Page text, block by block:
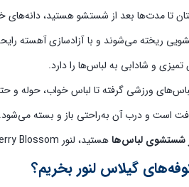
تا مدت‌ها بعد از شستشو هستید، دانه‌های
ریخته می‌شوند و با آزادسازی آهسته
و شادابی به لباس‌ها را دارد.
ورزشی گرفته تا لباس خواب، حوله و حتی
است و درب آن به‌راحتی باز و بسته می‌شود.
شستشوی لباس‌ها هستید، لنور Cherry Blossom انتخابی ایده‌آل است.
گیلاس لنور بخریم؟